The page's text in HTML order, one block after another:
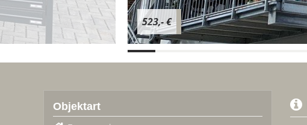
523,- €
Objektart